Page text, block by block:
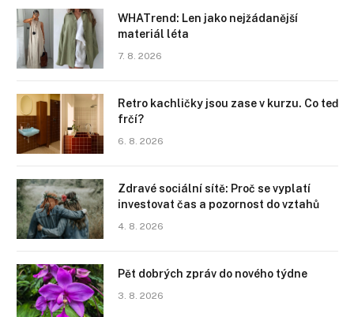
WHATrend: Len jako nejžádanější
materiál léta
7. 8. 2026
Retro kachličky jsou zase v kurzu. Co teď
frčí?
6. 8. 2026
Zdravé sociální sítě: Proč se vyplatí
investovat čas a pozornost do vztahů
4. 8. 2026
Pět dobrých zpráv do nového týdne
3. 8. 2026